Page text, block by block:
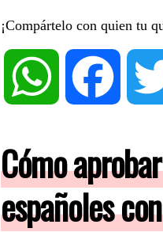
¡Compártelo con quien tu
WhatsApp
Cómo
españoles